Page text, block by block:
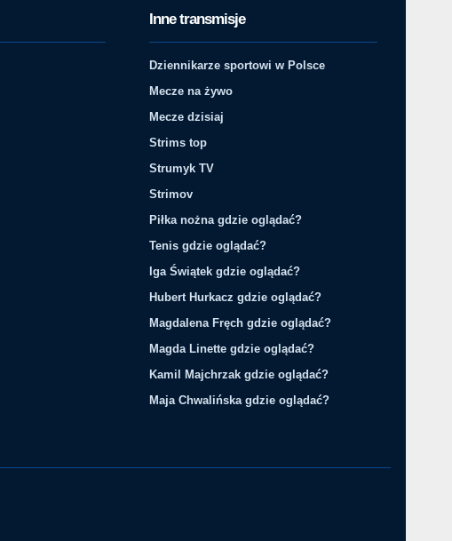
Inne transmisje
Dziennikarze sportowi w Polsce
Mecze na żywo
Mecze dzisiaj
Strims top
Strumyk TV
Strimov
Piłka nożna gdzie oglądać?
Tenis gdzie oglądać?
Iga Świątek gdzie oglądać?
Hubert Hurkacz gdzie oglądać?
Magdalena Fręch gdzie oglądać?
Magda Linette gdzie oglądać?
Kamil Majchrzak gdzie oglądać?
Maja Chwalińska gdzie oglądać?